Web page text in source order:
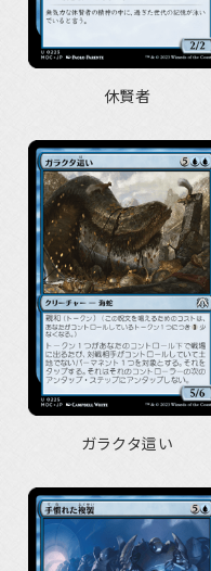
休賢者
ガラクタ這い